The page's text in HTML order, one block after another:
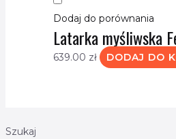
Szukaj
Dodaj do porównania
Latarka myśliwska
639.00 zł DODAJ DO